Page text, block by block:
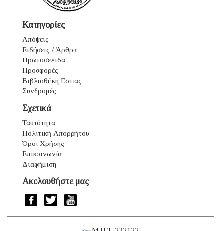
Κατηγορίες
Απόψεις
Ειδήσεις / Άρθρα
Πρωτοσέλιδα
Προσφορές
Βιβλιοθήκη Εστίας
Συνδρομές
Σχετικά
Ταυτότητα
Πολιτική Απορρήτου
Όροι Χρήσης
Επικοινωνία
Διαφήμιση
Ακολουθήστε μας